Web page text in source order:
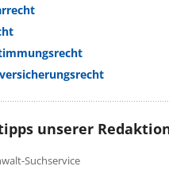
unserer
Suchservice